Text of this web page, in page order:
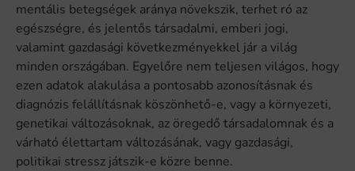
mentális betegségek aránya növekszik, terhet ró az
egészségre, és jelentős társadalmi, emberi jogi,
valamint gazdasági következményekkel jár a világ
minden országában. Egyelőre nem teljesen világos, hogy
ezen adatok alakulása a pontosabb azonosításnak és
diagnózis felállításnak köszönhető-e, vagy a környezeti,
genetikai változásoknak, az öregedő társadalomnak és a
várható élettartam változásának, vagy gazdasági,
politikai stressz játszik-e közre benne.